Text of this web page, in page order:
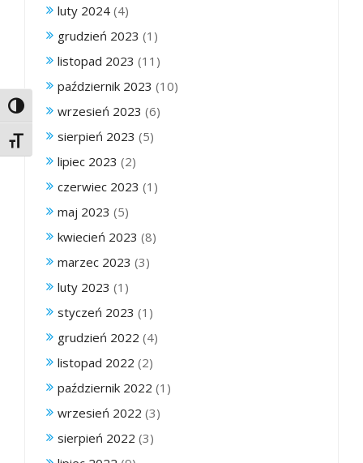
Toggle High Contrast
Toggle Font size
luty 2024 (4)
grudzień 2023 (1)
listopad 2023 (11)
październik 2023 (10)
wrzesień 2023 (6)
sierpień 2023 (5)
lipiec 2023 (2)
czerwiec 2023 (1)
maj 2023 (5)
kwiecień 2023 (8)
marzec 2023 (3)
luty 2023 (1)
styczeń 2023 (1)
grudzień 2022 (4)
listopad 2022 (2)
październik 2022 (1)
wrzesień 2022 (3)
sierpień 2022 (3)